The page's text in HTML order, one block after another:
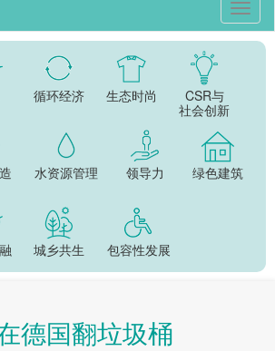
循环经济 生态时尚
CSR与
社会创新
水资源管理 领导力 绿色建筑
城乡共生 包容性发展
德国翻垃圾桶